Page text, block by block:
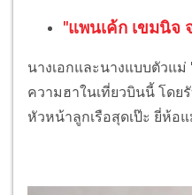
"แพนเค้ก เขมนิจ
นางเอกและนางแบบตัวแม่
ความฮาในเที่ยวบินนี้ โดย
หัวหน้าลูกเรือสุดเป๊ะ ยี่ห้